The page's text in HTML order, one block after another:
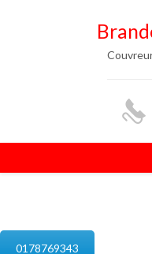
0178769343